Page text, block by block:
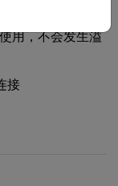
用，不会发生溢
接